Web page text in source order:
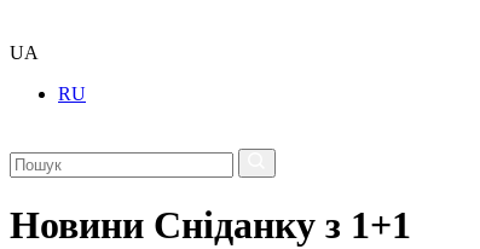
UA
RU
Новини Сніданку з 1+1